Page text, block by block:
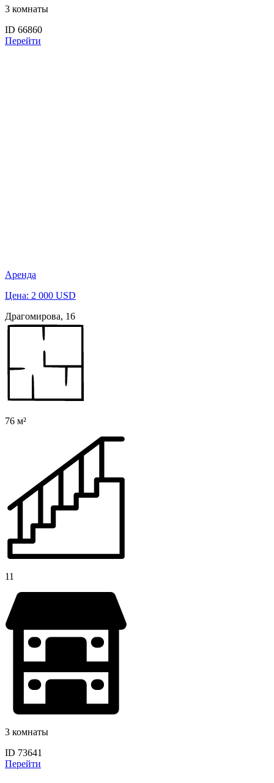
3 комнаты
ID 66860
Перейти
Аренда
Цена: 2 000 USD
Драгомирова, 16
76 м²
11
3 комнаты
ID 73641
Перейти